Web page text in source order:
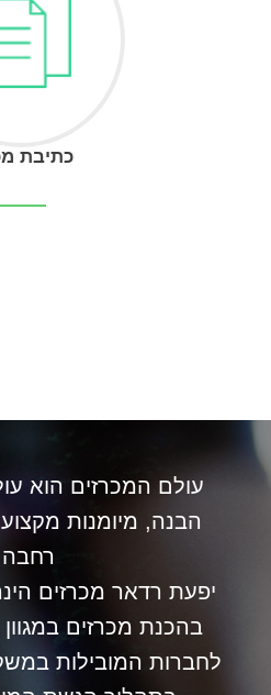
כתיבת
עולם המכרזים הוא
הבנה, מיומנות
יפעת רדאר מכרזים
בהכנת מכרזים
לחברות המובילות